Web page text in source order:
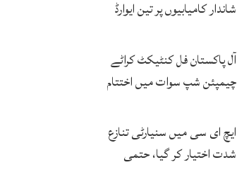
شاندار کامیابیوں پر تین ایوارڈ
آل پاکستان فل کنٹیکٹ کراٹے
چیمپئن شپ سوات میں اختتام
ایچ ای سی میں سنیارٹی تنازع
شدت اختیار کر گیا، حتمی